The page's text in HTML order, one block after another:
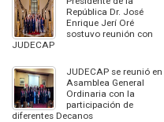
República Dr. José
Enrique Jerí Oré
sostuvo reunión con
JUDECAP
JUDECAP se reunió en
Asamblea General
Ordinaria con la
participación de
diferentes Decanos